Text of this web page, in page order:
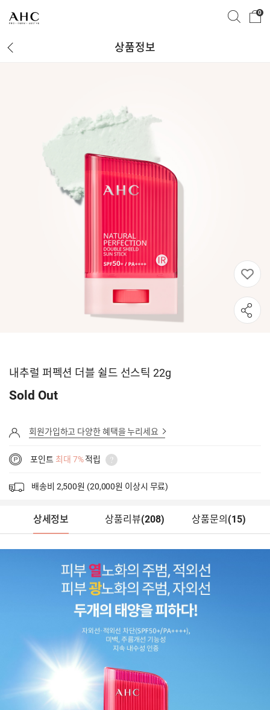
0
상품정보
내추럴 퍼펙션 더블 쉴드 선스틱 22g
Sold Out
회원가입하고 다양한 혜택을 누리세요
포인트 최대 7%적립
배송비 2,500원 (20,000원 이상시 무료)
상세정보 상품리뷰(208) 상품문의 (15)